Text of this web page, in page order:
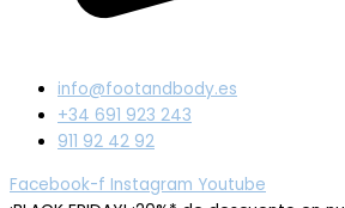
info@footandbody.es
+34 691 923 243
911 92 42 92
Facebook-f Instagram Youtube